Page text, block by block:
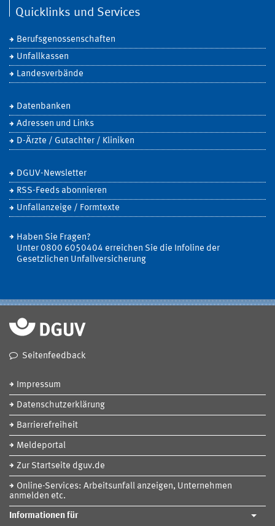
Quicklinks und Services
Berufsgenossenschaften
Unfallkassen
Landesverbände
Datenbanken
Adressen und Links
D-Ärzte / Gutachter / Kliniken
DGUV-Newsletter
RSS-Feeds abonnieren
Unfallanzeige / Formtexte
Haben Sie Fragen?
Unter 0800 6050404 erreichen Sie die Infoline der
Gesetzlichen Unfallversicherung
Seitenfeedback
Impressum
Datenschutzerklärung
Barrierefreiheit
Meldeportal
Zur Startseite dguv.de
Online-Services: Arbeitsunfall anzeigen, Unternehmen
anmelden etc.
Informationen für